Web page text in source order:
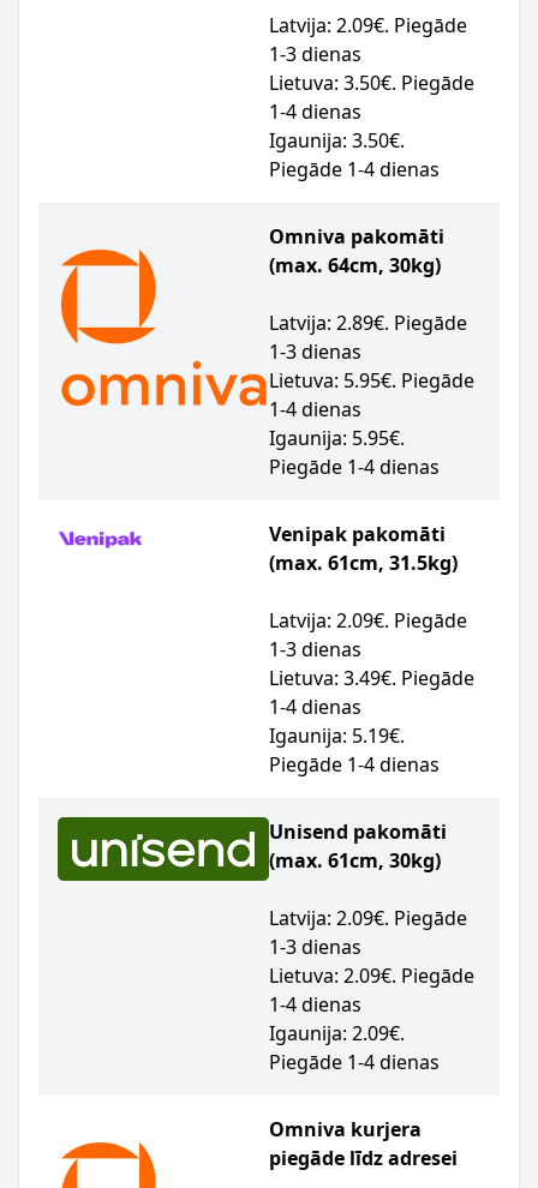
Latvija: 2.09€. Piegāde
1-3 dienas
Lietuva: 3.50€. Piegāde
1-4 dienas
Igaunija: 3.50€.
Piegāde 1-4 dienas
Omniva pakomāti
(max. 64cm, 30kg)
Latvija: 2.89€. Piegāde
1-3 dienas
Lietuva: 5.95€. Piegāde
1-4 dienas
Igaunija: 5.95€.
Piegāde 1-4 dienas
Venipak pakomāti
(max. 61cm, 31.5kg)
Latvija: 2.09€. Piegāde
1-3 dienas
Lietuva: 3.49€. Piegāde
1-4 dienas
Igaunija: 5.19€.
Piegāde 1-4 dienas
Unisend pakomāti
(max. 61cm, 30kg)
Latvija: 2.09€. Piegāde
1-3 dienas
Lietuva: 2.09€. Piegāde
1-4 dienas
Igaunija: 2.09€.
Piegāde 1-4 dienas
Omniva kurjera
piegāde līdz adresei